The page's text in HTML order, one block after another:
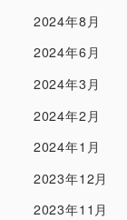
2024年8月
2024年6月
2024年3月
2024年2月
2024年1月
2023年12月
2023年11月